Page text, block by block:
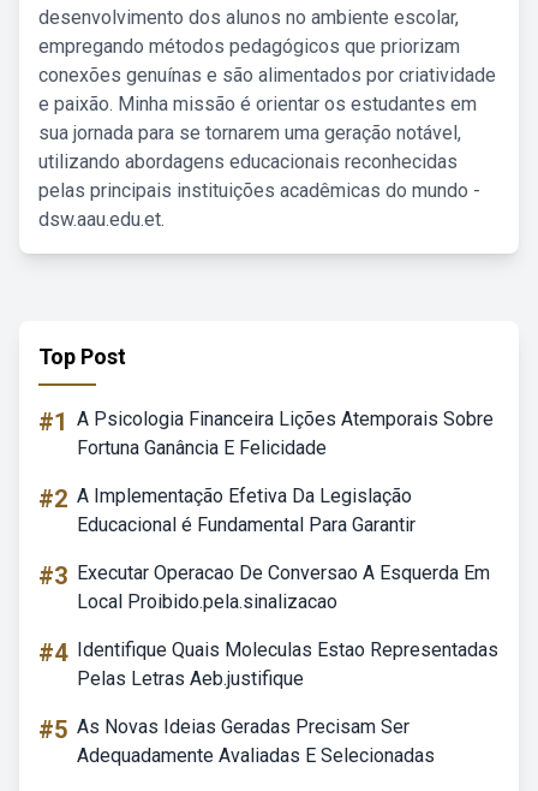
desenvolvimento dos alunos no ambiente escolar,
empregando métodos pedagógicos que priorizam
conexões genuínas e são alimentados por criatividade
e paixão. Minha missão é orientar os estudantes em
sua jornada para se tornarem uma geração notável,
utilizando abordagens educacionais reconhecidas
pelas principais instituições acadêmicas do mundo -
dsw.aau.edu.et.
Top Post
#1 A Psicologia Financeira Lições Atemporais Sobre
Fortuna Ganância E Felicidade
#2 A Implementação Efetiva Da Legislação
Educacional é Fundamental Para Garantir
#3 Executar Operacao De Conversao A Esquerda Em
Local Proibido.pela.sinalizacao
#4 Identifique Quais Moleculas Estao Representadas
Pelas Letras Aeb.justifique
#5 As Novas Ideias Geradas Precisam Ser
Adequadamente Avaliadas E Selecionadas